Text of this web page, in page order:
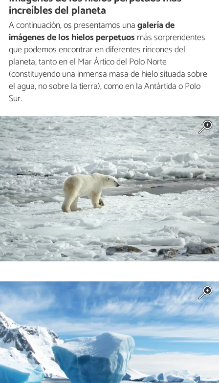
increíbles del planeta
A continuación, os presentamos unagalería de
imágenes de los hielos perpetuos más sorprendentes
que podemos encontrar en diferentes rincones del
planeta, tanto en el Mar Ártico del Polo Norte
(constituyendo una inmensa masa de hielo situada sobre
el agua, no sobre la tierra), como en la Antártida o Polo
Sur.